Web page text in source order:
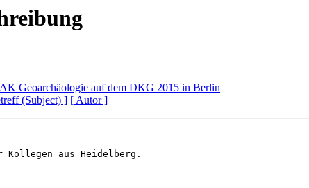
Geoarchäologie auf dem DKG 2015 in Berlin
(Subject) ] [ Autor ]
aus Heidelberg.